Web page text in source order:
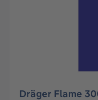
Dräger Flame